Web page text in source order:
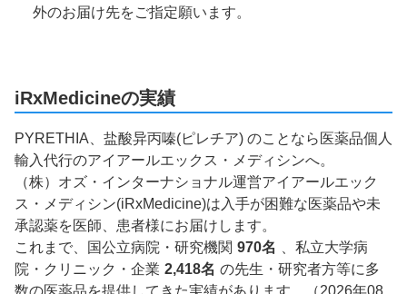
外のお届け先をご指定願います。
iRxMedicineの実績
PYRETHIA、盐酸异丙嗪(ピレチア) のことなら医薬品個人
輸入代行のアイアールエックス・メディシンへ。
（株）オズ・インターナショナル運営アイアールエック
ス・メディシン(iRxMedicine)は入手が困難な医薬品や未
承認薬を医師、患者様にお届けします。
これまで、国公立病院・研究機関 970名
、私立大学病
院・クリニック・企業 2,418名 の先生・研究者方等に多
数の医薬品を提供してきた実績があります。（2026年08